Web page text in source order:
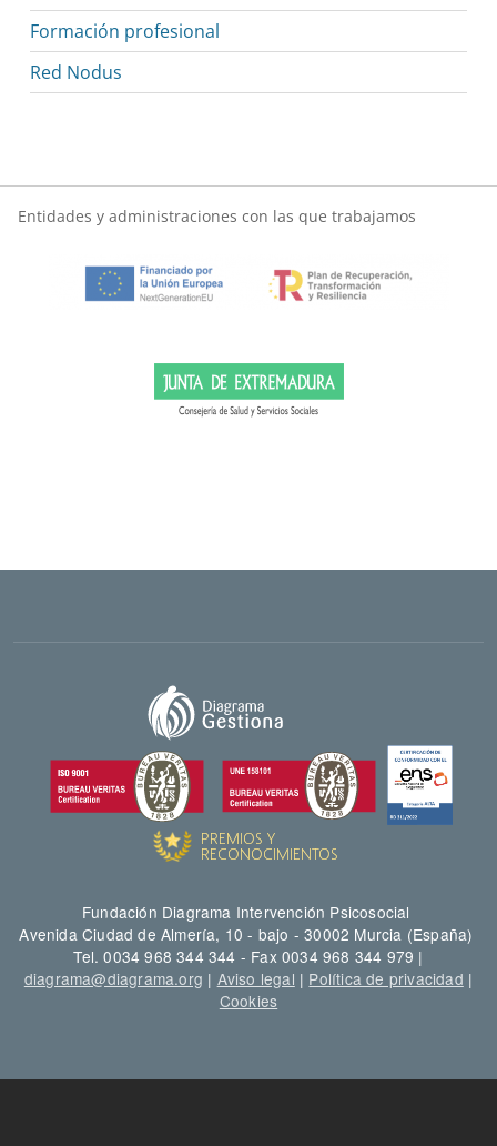
Formación profesional
Red Nodus
Entidades y administraciones con las que trabajamos
Fundación Diagrama Intervención Psicosocial
Avenida Ciudad de Almería, 10 - bajo - 30002 Murcia (España)
Tel. 0034 968 344 344 - Fax 0034 968 344 979 |
diagrama@diagrama.org | Aviso legal | Política de privacidad |
Cookies